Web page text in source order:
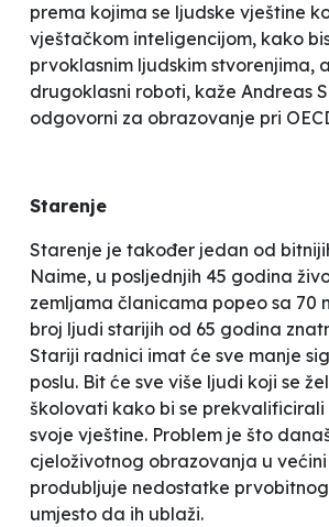
prema kojima se ljudske vještine
vještačkom inteligencijom, kako
prvoklasnim ljudskim stvorenjima,
drugoklasni roboti, kaže Andreas
odgovorni za obrazovanje pri
Starenje
Starenje je također jedan od
Naime, u posljednjih 45 godina
zemljama članicama popeo sa 70
broj ljudi starijih od 65 godina
Stariji radnici imat će sve manje
poslu. Bit će sve više ljudi koji se
školovati kako bi se prekvalificirali
svoje vještine. Problem je što
cjeloživotnog obrazovanja u
produbljuje nedostatke
umjesto da ih ublaži.